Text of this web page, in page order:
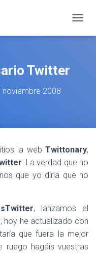
Twitter
noviembre 2008
la web Twittonary,
. La verdad que no
que yo díria que no
, lanzamos el
, hoy he actualizado con
que fuera la mejor
ruego hagáis vuestras